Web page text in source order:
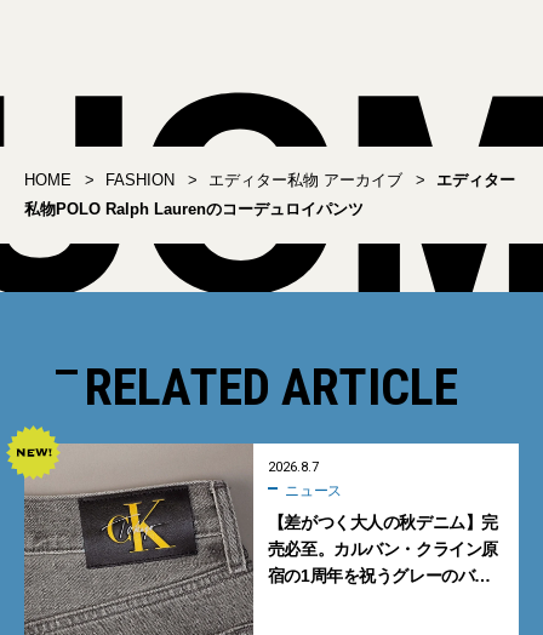
HOME FASHION エディター私物 アーカイブ
エディター
私物POLO Ralph Laurenのコーデュロイパンツ
RELATED ARTICLE
2026.8.7
ニュース
【差がつく大人の秋デニム】完
売必至。カルバン・クライン原
宿の1周年を祝うグレーのバ